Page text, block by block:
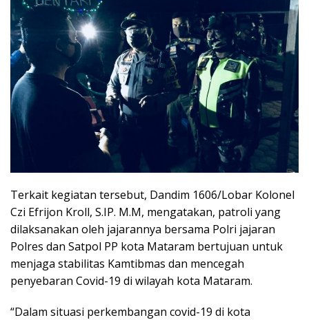
Terkait kegiatan tersebut, Dandim 1606/Lobar Kolonel
Czi Efrijon Kroll, S.IP. M.M, mengatakan, patroli yang
dilaksanakan oleh jajarannya bersama Polri jajaran
Polres dan Satpol PP kota Mataram bertujuan untuk
menjaga stabilitas Kamtibmas dan mencegah
penyebaran Covid-19 di wilayah kota Mataram.
“Dalam situasi perkembangan covid-19 di kota